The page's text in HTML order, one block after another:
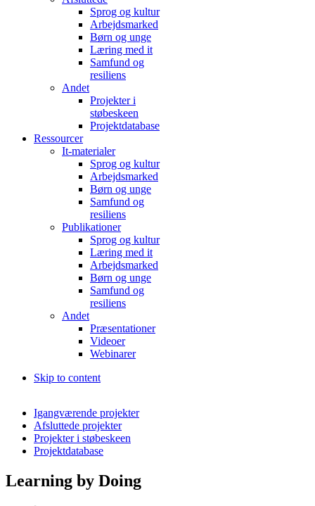
Sprog og kultur
Arbejdsmarked
Børn og unge
Læring med it
Samfund og
resiliens
Andet
Projekter i
støbeskeen
Projektdatabase
Ressourcer
It-materialer
Sprog og kultur
Arbejdsmarked
Børn og unge
Samfund og
resiliens
Publikationer
Sprog og kultur
Læring med it
Arbejdsmarked
Børn og unge
Samfund og
resiliens
Andet
Præsentationer
Videoer
Webinarer
Skip to content
Igangværende projekter
Afsluttede projekter
Projekter i støbeskeen
Projektdatabase
Learning by Doing